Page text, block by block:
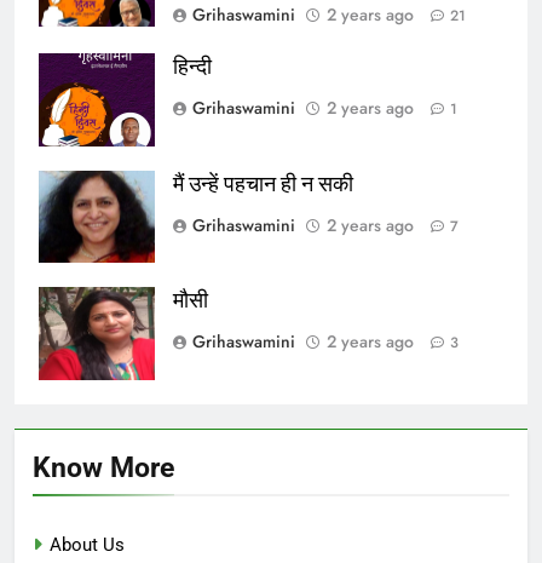
Grihaswamini
2 years ago 21
हिन्दी
Grihaswamini
2 years ago 1
मैं उन्हें पहचान ही न सकी
Grihaswamini
2 years ago 7
मौसी
Grihaswamini
2 years ago 3
Know More
About Us